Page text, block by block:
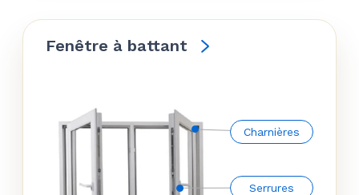
Fenêtre à battant
Charnières
Serrures